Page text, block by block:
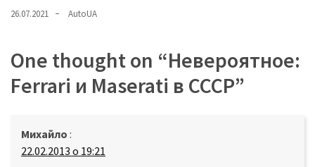
26.07.2021 AutoUA
One thought on “Невероятное:
Ferrari и Maserati в СССР”
Михайло :
22.02.2013 о 19:21